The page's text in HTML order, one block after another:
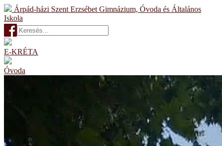
Árpád-házi Szent Erzsébet Gimnázium, Óvoda és Általános
Iskola
E-KRÉTA
Óvoda